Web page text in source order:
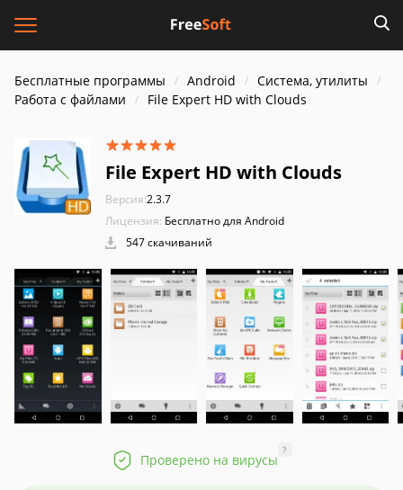
Бесплатные программы Android
Система, утилиты
Работа с файлами
File Expert HD with Clouds
File Expert HD with Clouds
Версия:2.3.7
Лицензия: Бесплатно для Android
547 скачиваний
Проверено на вирусы
?